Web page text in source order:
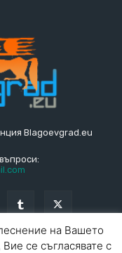
Blagoevgrad.eu
на Вашето
се съгласявате с